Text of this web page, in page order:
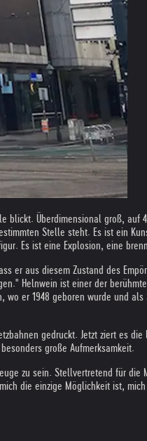
blickt. Überdimensional groß,
Stelle steht. Es ist ein
Es ist eine Explosion, eine
er aus diesem Zustand des
Helnwein ist einer der
wo er 1948 geboren wurde und
gedruckt. Jetzt ziert es die
große Aufmerksamkeit.
zu sein. Stellvertretend für die
die einzige Möglichkeit ist,